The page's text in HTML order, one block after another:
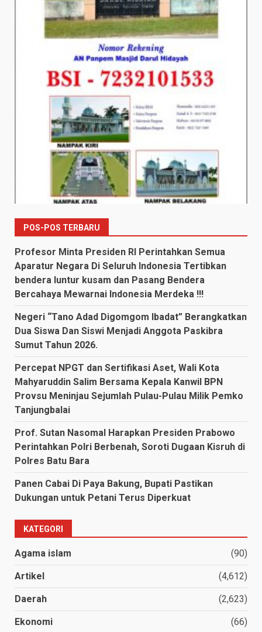
POS-POS TERBARU
Profesor Minta Presiden RI Perintahkan Semua
Aparatur Negara Di Seluruh Indonesia Tertibkan
bendera luntur kusam dan Pasang Bendera
Bercahaya Mewarnai Indonesia Merdeka !!!
Negeri “Tano Adad Digomgom Ibadat” Berangkatkan
Dua Siswa Dan Siswi Menjadi Anggota Paskibra
Sumut Tahun 2026.
Percepat NPGT dan Sertifikasi Aset, Wali Kota
Mahyaruddin Salim Bersama Kepala Kanwil BPN
Provsu Meninjau Sejumlah Pulau-Pulau Milik Pemko
Tanjungbalai
Prof. Sutan Nasomal Harapkan Presiden Prabowo
Perintahkan Polri Berbenah, Soroti Dugaan Kisruh di
Polres Batu Bara
Panen Cabai Di Paya Bakung, Bupati Pastikan
Dukungan untuk Petani Terus Diperkuat
KATEGORI
Agama islam (90)
Artikel (4,612)
Daerah (2,623)
Ekonomi (66)